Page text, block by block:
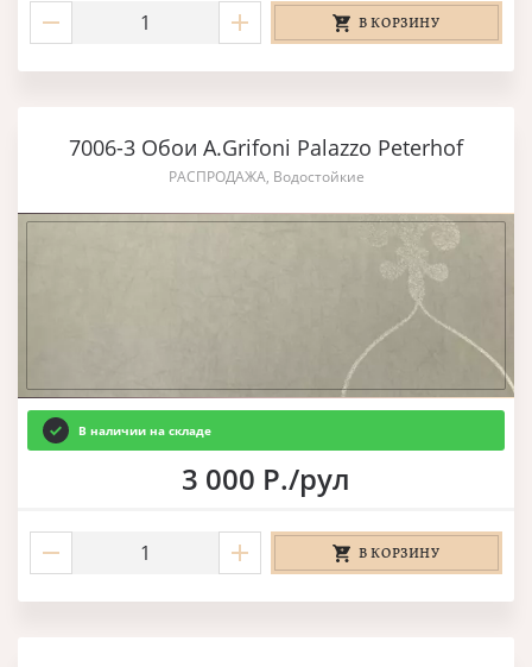
В КОРЗИНУ
7006-3 Обои A.Grifoni Palazzo Peterhof
РАСПРОДАЖА, Водостойкие
В наличии на складе
3 000 Р./рул
В КОРЗИНУ